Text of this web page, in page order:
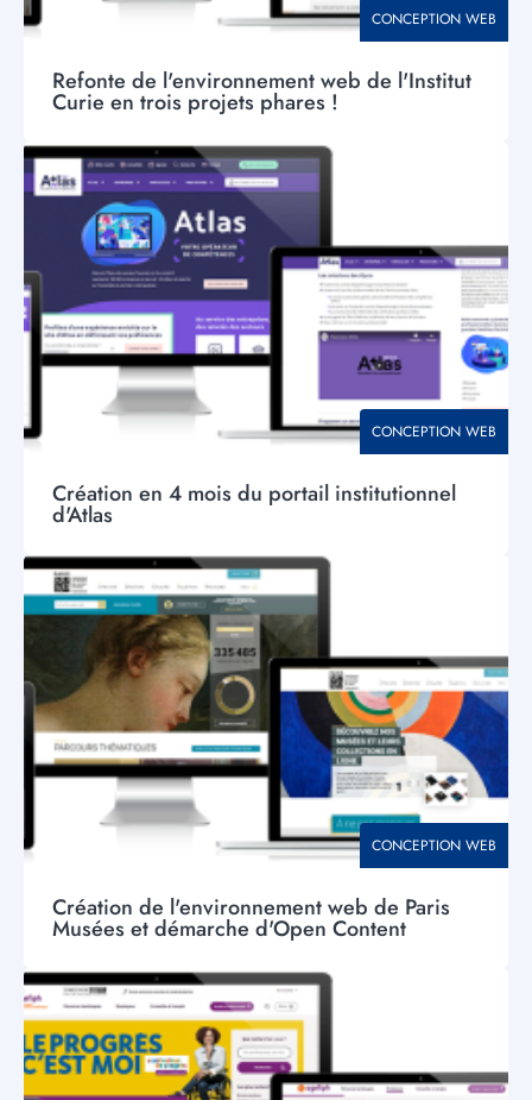
THÉMATIQUE
CONCEPTION WEB
Refonte de l'environnement web de l'Institut
Curie en trois projets phares !
Visuel
principal
THÉMATIQUE
CONCEPTION WEB
Création en 4 mois du portail institutionnel
d'Atlas
Visuel
principal
THÉMATIQUE
CONCEPTION WEB
Création de l'environnement web de Paris
Musées et démarche d'Open Content
Visuel
principal